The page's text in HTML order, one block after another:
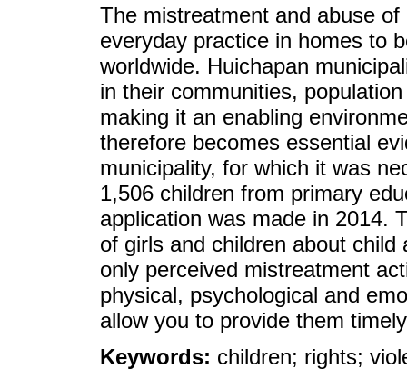
The mistreatment and abuse
everyday practice in homes to
worldwide. Huichapan
in their communities,
making it an enabling
therefore becomes essential
municipality, for which it was
1,506 children from primary
application was made in 2014.
of girls and children about
only perceived mistreatment
physical, psychological and
allow you to provide them
Keywords: children; rights;